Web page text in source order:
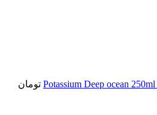
تومان